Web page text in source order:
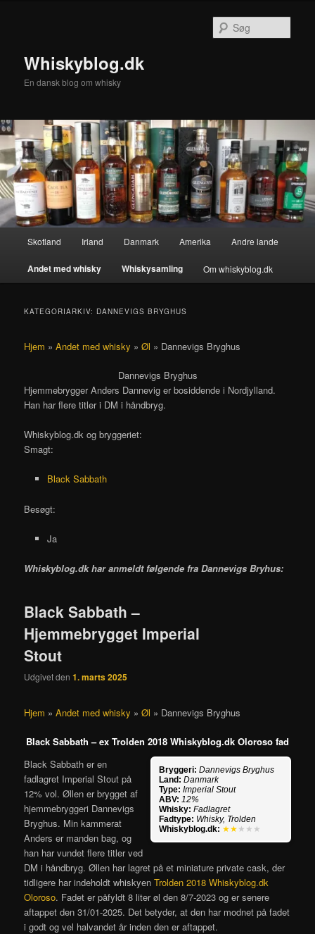
Whiskyblog.dk
En dansk blog om whisky
Skotland Irland Danmark Amerika Andre lande
Andet med whisky Whiskysamling Om whiskyblog.dk
KATEGORIARKIV: DANNEVIGS BRYGHUS
Hjem »Andet med whisky »Øl » Dannevigs Bryghus
Dannevigs Bryghus
Hjemmebrygger Anders Dannevig er bosiddende i Nordjylland.
Han har flere titler i DM i håndbryg.
Whiskyblog.dk og bryggeriet:
Smagt:
Black Sabbath
Besøgt:
Ja
Whiskyblog.dk har anmeldt følgende fraDannevigs Bryhus:
Black Sabbath –
Hjemmebrygget Imperial
Stout
Udgivet den1. marts 2025
Hjem »Andet med whisky »Øl » Dannevigs Bryghus
Black Sabbath – ex Trolden 2018 Whiskyblog.dk Oloroso fad
Bryggeri: Dannevigs Bryghus
Land: Danmark
Type: Imperial Stout
ABV: 12%
Whisky: Fadlagret
Fadtype: Whisky, Trolden
Whiskyblog.dk: ★★ ★★★
Black Sabbath er en
fadlagret Imperial Stout på
12% vol. Øllen er brygget af
hjemmebryggeri Dannevigs
Bryghus. Min kammerat
Anders er manden bag, og
han har vundet flere titler ved
DM i håndbryg. Øllen har lagret på et miniature private cask, der
tidligere har indeholdt whiskyenTrolden 2018 Whiskyblog.dk
Oloroso. Fadet er påfyldt 8 liter øl den 8/7-2023 og er senere
aftappet den 31/01-2025. Det betyder, at den har modnet på fadet
i godt og vel halvandet år inden den er aftappet.